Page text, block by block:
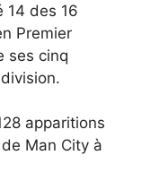
14 des 16
Premier
ses cinq
apparitions
Man City à